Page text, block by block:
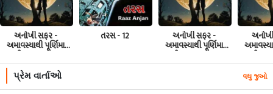
અનોખી સફર -
અમાવસ્યાથી પૂર્ણિમા
સુધી - પ્રકરણ - 91
તરસ - 12 અનોખી સફર -
અમાવસ્યાથી પૂર્ણિમા
સુધી - પ્રકરણ - 90 સુધી -
પ્રેમ વાર્તાઓ વધુ જુઓ